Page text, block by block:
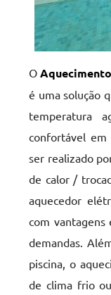
O
é uma solução
temperatura
confortável em
ser realizado
de calor /
aquecedor
com vantagens
demandas.
piscina, o
de clima frio